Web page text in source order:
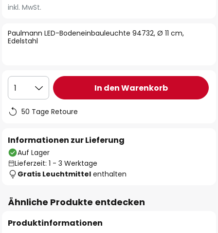
der
springen
Paulmann LED-Bodeneinbauleuchte 94732, Ø 11 cm,
Edelstahl
inkl. MwSt.
1 In den Warenkorb
50 Tage Retoure
Informationen zur Lieferung
Auf Lager
Lieferzeit: 1 - 3 Werktage
Gratis Leuchtmittel enthalten
Ähnliche Produkte entdecken
Produktinformationen